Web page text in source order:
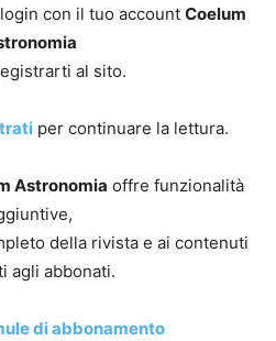
con il tuo account Coelum
al sito.
per continuare la lettura.
Astronomia offre funzionalità
della rivista e ai contenuti
agli abbonati.
di abbonamento